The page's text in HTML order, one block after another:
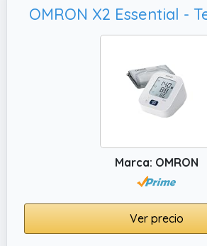
Marca: OMRON
Ver precio